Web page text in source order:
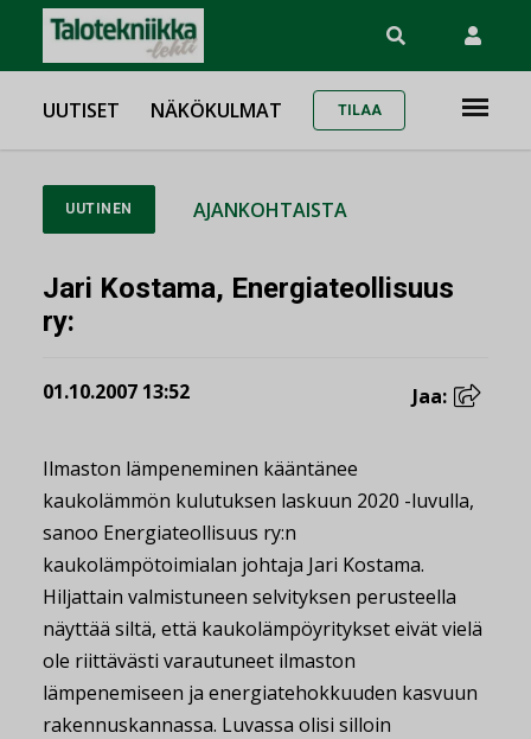
UUTISET NÄKÖKULMAT TILAA
UUTINEN AJANKOHTAISTA
Jari Kostama, Energiateollisuus
ry:
01.10.2007 13:52 Jaa:
Ilmaston lämpeneminen kääntänee
kaukolämmön kulutuksen laskuun 2020 -luvulla,
sanoo Energiateollisuus ry:n
kaukolämpötoimialan johtaja Jari Kostama.
Hiljattain valmistuneen selvityksen perusteella
näyttää siltä, että kaukolämpöyritykset eivät vielä
ole riittävästi varautuneet ilmaston
lämpenemiseen ja energiatehokkuuden kasvuun
rakennuskannassa. Luvassa olisi silloin